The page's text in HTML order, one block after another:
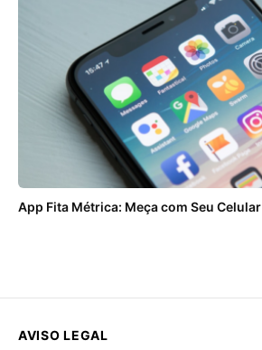
App Fita Métrica: Meça com Seu Celular
AVISO LEGAL